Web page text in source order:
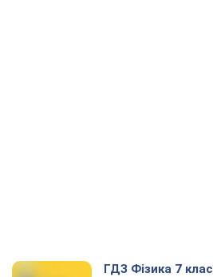
ГДЗ Фізика 7 клас